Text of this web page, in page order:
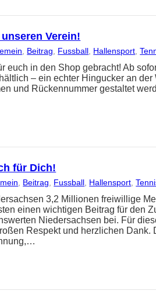
Verein!
Beitrag Fussball Hallensport ,
euch in den Shop gebracht! Ab
– ein echter Hingucker an
und Rückennummer gestaltet
für Dich!
, Beitrag, Fussball, Hallensport,
3,2 Millionen freiwillige
einen wichtigen Beitrag für den
Niedersachsen bei. Für
Respekt und herzlichen